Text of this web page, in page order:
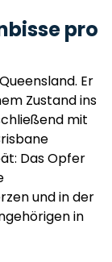
pro
Er
Zustand ins
mit
Das Opfer
und in der
in